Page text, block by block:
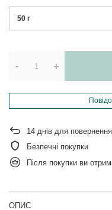
50 г
- +
14 днів для повернення
Безпечні покупки
Після покупки ви
ОПИС